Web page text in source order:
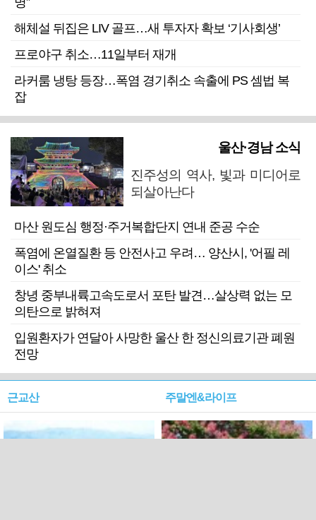
해체설 뒤집은 LIV 골프…새 투자자 확보 ‘기사회생’
프로야구 취소…11일부터 재개
라커룸 냉탕 등장…폭염 경기취소 속출에 PS 셈법 복
잡
울산·경남 소식
진주성의 역사, 빛과 미디어로
되살아난다
마산 원도심 행정·주거복합단지 연내 준공 수순
폭염에 온열질환 등 안전사고 우려… 양산시, '어필 레
이스' 취소
창녕 중부내륙고속도로서 포탄 발견…살상력 없는 모
의탄으로 밝혀져
입원환자가 연달아 사망한 울산 한 정신의료기관 폐원
전망
근교산 주말엔&라이프